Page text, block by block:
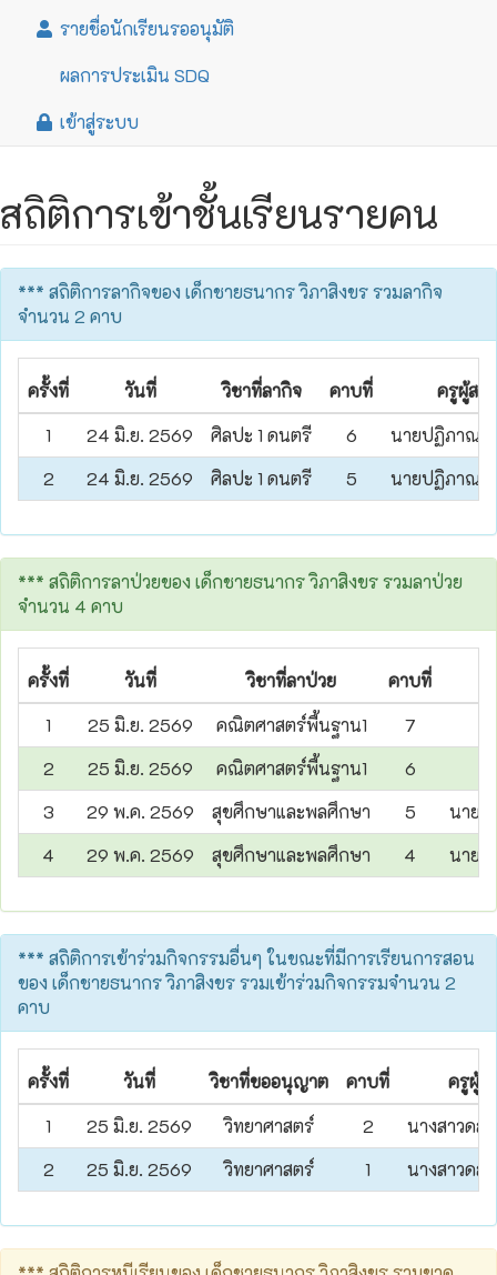
รายชื่อนักเรียนรออนุมัติ
ผลการประเมิน SDQ
เข้าสู่ระบบ
สถิติการเข้าชั้นเรียนรายคน
*** สถิติการลากิจของ เด็กชายธนากร วิภาสิงขร รวมลากิจ
จำนวน 2 คาบ
ครั้งที่ วันที่ วิชาที่ลากิจ คาบที่
ครูผู้สอ
1
24 มิ.ย. 2569 ศิลปะ 1 ดนตรี 6
นายปฏิภาณ
2
24 มิ.ย. 2569 ศิลปะ 1 ดนตรี 5 นายปฏิภาณ
*** สถิติการลาป่วยของ เด็กชายธนากร วิภาสิงขร รวมลาป่วย
จำนวน 4 คาบ
ครั้งที่ วันที่ วิชาที่ลาป่วย
คาบที่
1
25 มิ.ย. 2569 คณิตศาสตร์พื้นฐาน1 7
2
25 มิ.ย. 2569 คณิตศาสตร์พื้นฐาน1 6
3
29 พ.ค. 2569 สุขศึกษาและพลศึกษา 5
นายเ
4
29 พ.ค. 2569 สุขศึกษาและพลศึกษา 4 นายเ
*** สถิติการเข้าร่วมกิจกรรมอื่นๆ ในขณะที่มีการเรียนการสอน
ของ เด็กชายธนากร วิภาสิงขร รวมเข้าร่วมกิจกรรมจำนวน 2
คาบ
ครั้งที่ วันที่ วิชาที่ขออนุญาต คาบที่
ครูผู้ส
1
25 มิ.ย. 2569 วิทยาศาสตร์ 2
นางสาวดล
2
25 มิ.ย. 2569 วิทยาศาสตร์ 1 นางสาวดล